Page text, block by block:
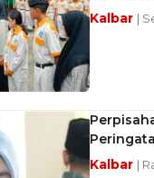
Kalbar |
Kalbar |